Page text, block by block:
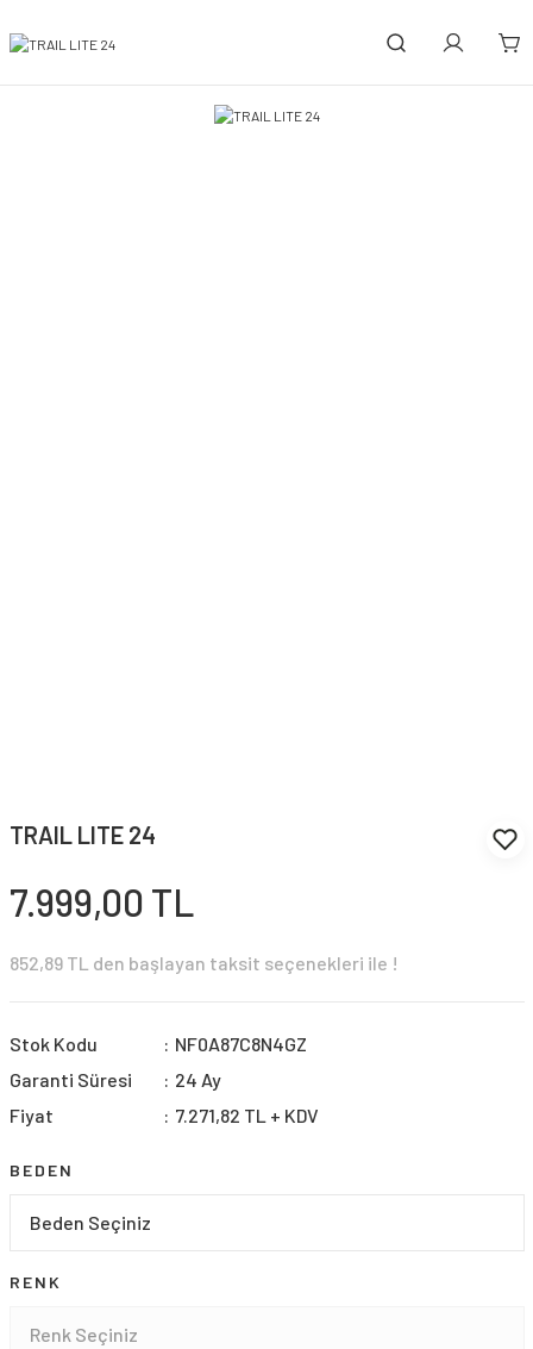
TRAIL LITE 24
7.999,00 TL
852,89 TL den başlayan taksit seçenekleri ile !
Stok Kodu
NF0A87C8N4GZ
Garanti Süresi
24 Ay
Fiyat
7.271,82 TL + KDV
BEDEN
RENK